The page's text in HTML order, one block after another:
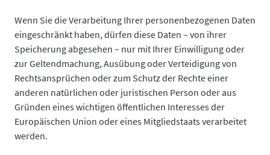
Wenn Sie die Verarbeitung Ihrer personenbezogenen Daten
eingeschränkt haben, dürfen diese Daten – von ihrer
Speicherung abgesehen – nur mit Ihrer Einwilligung oder
zur Geltendmachung, Ausübung oder Verteidigung von
Rechtsansprüchen oder zum Schutz der Rechte einer
anderen natürlichen oder juristischen Person oder aus
Gründen eines wichtigen öffentlichen Interesses der
Europäischen Union oder eines Mitgliedstaats verarbeitet
werden.